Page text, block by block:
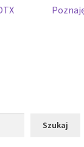
Szukaj